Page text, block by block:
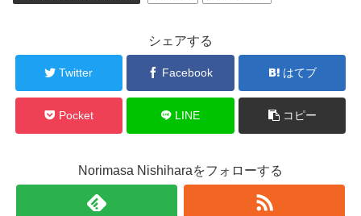
シェアする
Twitter Facebook はてブ
Pocket LINE コピー
Norimasa Nishiharaをフォローする